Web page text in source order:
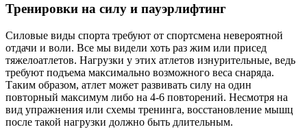
Тренировки на силу и пауэрлифтинг
Силовые виды спорта требуют от спортсмена невероятной
отдачи и воли. Все мы видели хоть раз жим или присед
тяжелоатлетов. Нагрузки у этих атлетов изнурительные, ведь
требуют подъема максимально возможного веса снаряда.
Таким образом, атлет может развивать силу на один
повторный максимум либо на 4-6 повторений. Несмотря на
вид упражнения или схемы тренинга, восстановление мышц
после такой нагрузки должно быть длительным.